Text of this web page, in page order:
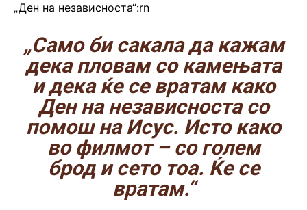
„Ден на независноста“:rn
„Само би сакала да кажам
дека пловам со камењата
и дека ќе се вратам како
Ден на независноста со
помош на Исус. Исто како
во филмот – со голем
брод и сето тоа. Ќе се
вратам.“